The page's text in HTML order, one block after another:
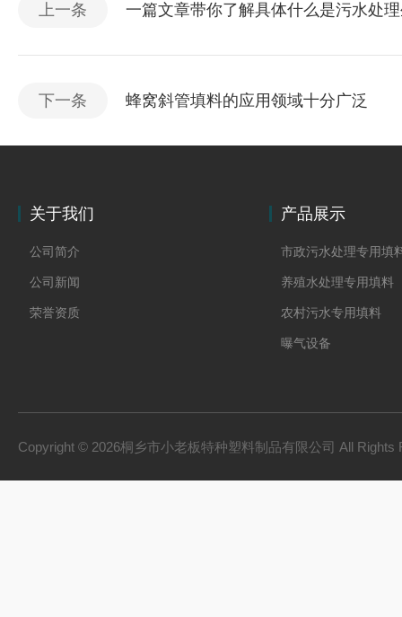
上一条 一篇文章带你了解具体什么是污水处
下一条 蜂窝斜管填料的应用领域十分广泛
关于我们
公司简介
公司新闻
荣誉资质
产品展示
市政污水处理专用填
养殖水处理专用填料
农村污水专用填料
曝气设备
Copyright © 2026桐乡市小老板特种塑料制品有限公司 All